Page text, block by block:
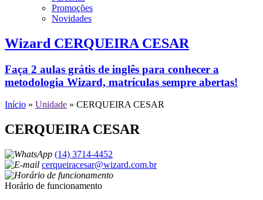
Promoções
Novidades
Wizard CERQUEIRA CESAR
Faça 2 aulas grátis de inglês para conhecer a
metodologia Wizard, matrículas sempre abertas!
Início » Unidade » CERQUEIRA CESAR
CERQUEIRA CESAR
(14) 3714-4452
cerqueiracesar@wizard.com.br
Horário de funcionamento